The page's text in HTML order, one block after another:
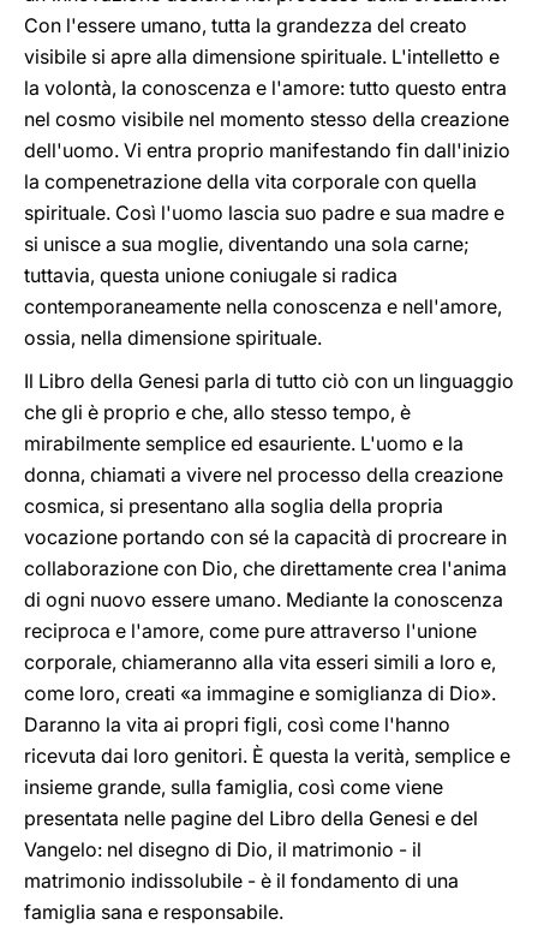
Con l'essere umano, tutta la grandezza del creato
visibile si apre alla dimensione spirituale. L'intelletto e
la volontà, la conoscenza e l'amore: tutto questo entra
nel cosmo visibile nel momento stesso della creazione
dell'uomo. Vi entra proprio manifestando fin dall'inizio
la compenetrazione della vita corporale con quella
spirituale. Così l'uomo lascia suo padre e sua madre e
si unisce a sua moglie, diventando una sola carne;
tuttavia, questa unione coniugale si radica
contemporaneamente nella conoscenza e nell'amore,
ossia, nella dimensione spirituale.
Il Libro della Genesi parla di tutto ciò con un linguaggio
che gli è proprio e che, allo stesso tempo, è
mirabilmente semplice ed esauriente. L'uomo e la
donna, chiamati a vivere nel processo della creazione
cosmica, si presentano alla soglia della propria
vocazione portando con sé la capacità di procreare in
collaborazione con Dio, che direttamente crea l'anima
di ogni nuovo essere umano. Mediante la conoscenza
reciproca e l'amore, come pure attraverso l'unione
corporale, chiameranno alla vita esseri simili a loro e,
come loro, creati «a immagine e somiglianza di Dio».
Daranno la vita ai propri figli, così come l'hanno
ricevuta dai loro genitori. È questa la verità, semplice e
insieme grande, sulla famiglia, così come viene
presentata nelle pagine del Libro della Genesi e del
Vangelo: nel disegno di Dio, il matrimonio - il
matrimonio indissolubile - è il fondamento di una
famiglia sana e responsabile.